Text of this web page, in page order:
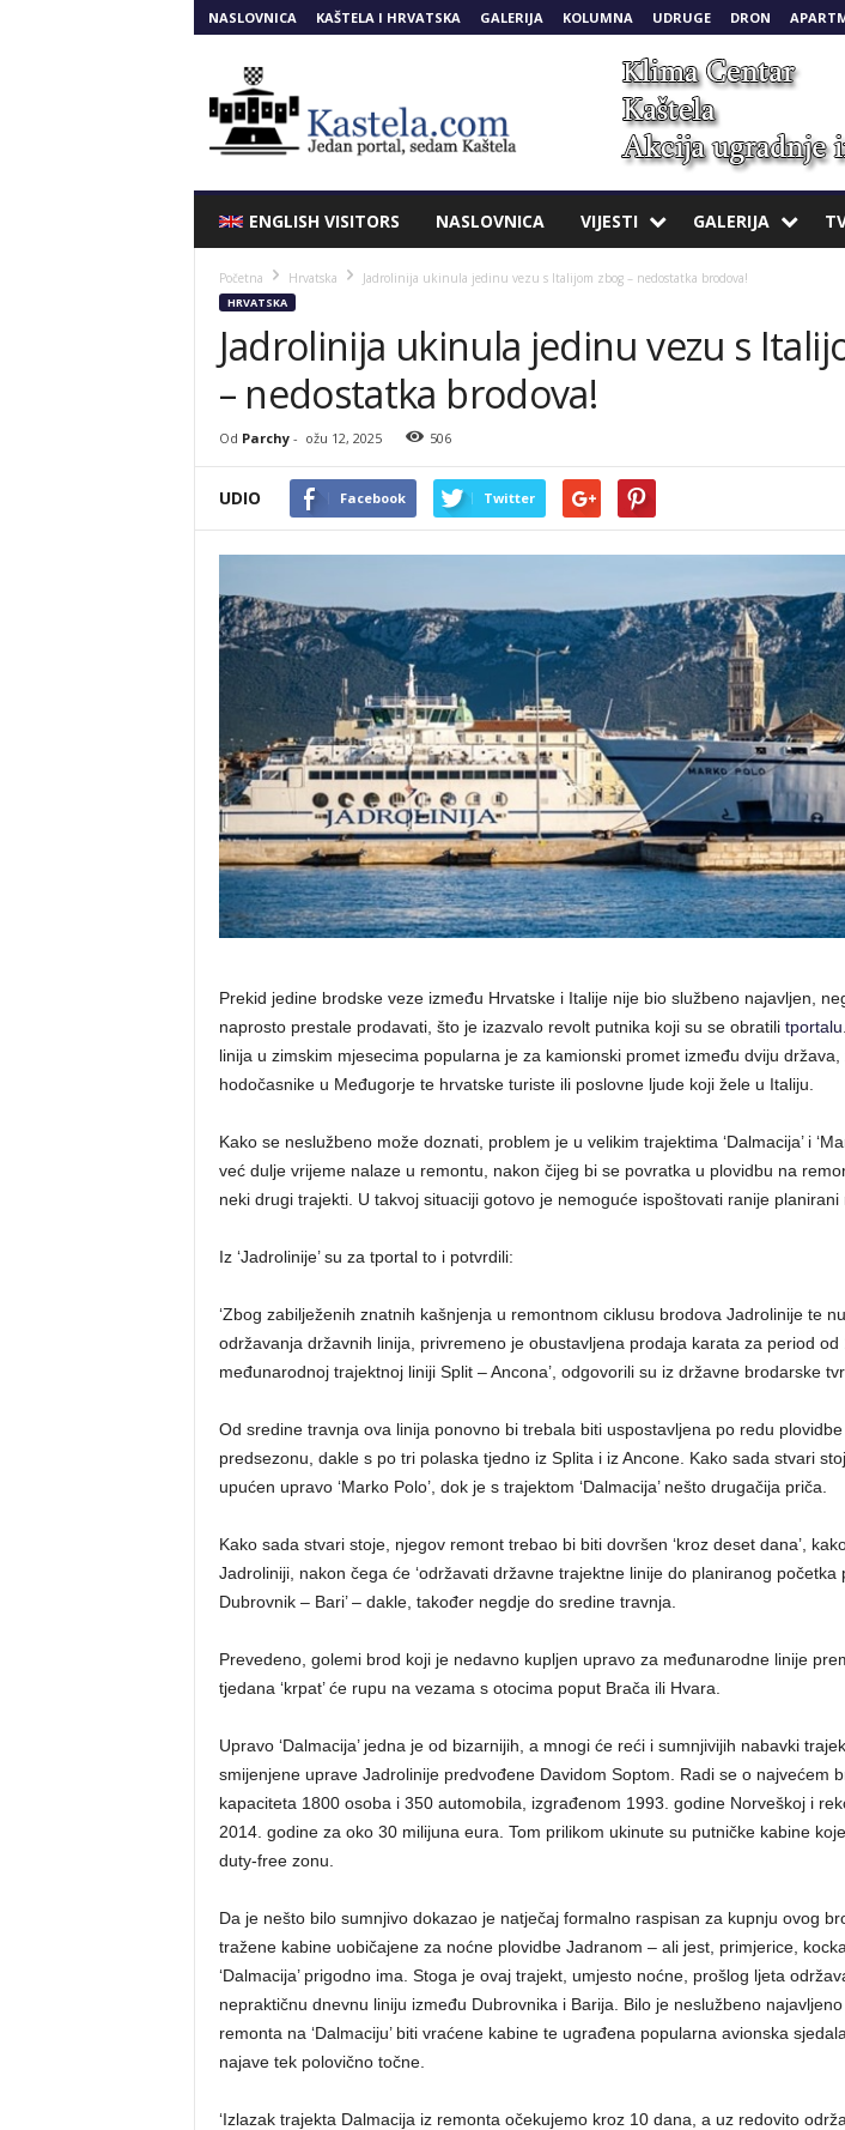
NASLOVNICA KAŠTELA I HRVATSKA GALERIJA KOLUMNA UDRUGE DRON
ENGLISH VISITORS NASLOVNICA VIJESTI GALERIJA
Početna Hrvatska Jadrolinija ukinula jedinu vezu s Italijom zbog – nedostatka brodova!
HRVATSKA
Jadrolinija ukinula jedinu vezu s
– nedostatka brodova!
Od Parchy- ožu 12, 2025 506
UDIO Facebook Twitter
Prekid jedine brodske veze između Hrvatske i Italije nije bio službeno najavljen,
naprosto prestale prodavati, što je izazvalo revolt putnika koji su se obratili tportalu
linija u zimskim mjesecima popularna je za kamionski promet između dviju država,
hodočasnike u Međugorje te hrvatske turiste ili poslovne ljude koji žele u Italiju.
Kako se neslužbeno može doznati, problem je u velikim trajektima ‘Dalmacija’ i
već dulje vrijeme nalaze u remontu, nakon čijeg bi se povratka u plovidbu na
neki drugi trajekti. U takvoj situaciji gotovo je nemoguće ispoštovati ranije planirani
Iz ‘Jadrolinije’ su za tportal to i potvrdili:
‘Zbog zabilježenih znatnih kašnjenja u remontnom ciklusu brodova Jadrolinije te
održavanja državnih linija, privremeno je obustavljena prodaja karata za period od
međunarodnoj trajektnoj liniji Split – Ancona’, odgovorili su iz državne brodarske
Od sredine travnja ova linija ponovno bi trebala biti uspostavljena po redu
predsezonu, dakle s po tri polaska tjedno iz Splita i iz Ancone. Kako sada stvari
upućen upravo ‘Marko Polo’, dok je s trajektom ‘Dalmacija’ nešto drugačija priča.
Kako sada stvari stoje, njegov remont trebao bi biti dovršen ‘kroz deset dana’,
Jadroliniji, nakon čega će ‘održavati državne trajektne linije do planiranog početka
Dubrovnik – Bari’ – dakle, također negdje do sredine travnja.
Prevedeno, golemi brod koji je nedavno kupljen upravo za međunarodne linije
tjedana ‘krpat’ će rupu na vezama s otocima poput Brača ili Hvara.
Upravo ‘Dalmacija’ jedna je od bizarnijih, a mnogi će reći i sumnjivijih nabavki
smijenjene uprave Jadrolinije predvođene Davidom Soptom. Radi se o najvećem
kapaciteta 1800 osoba i 350 automobila, izgrađenom 1993. godine Norveškoj i
2014. godine za oko 30 milijuna eura. Tom prilikom ukinute su putničke kabine
duty-free zonu.
Da je nešto bilo sumnjivo dokazao je natječaj formalno raspisan za kupnju ovog
tražene kabine uobičajene za noćne plovidbe Jadranom – ali jest, primjerice,
‘Dalmacija’ prigodno ima. Stoga je ovaj trajekt, umjesto noćne, prošlog ljeta
nepraktičnu dnevnu liniju između Dubrovnika i Barija. Bilo je neslužbeno
remonta na ‘Dalmaciju’ biti vraćene kabine te ugrađena popularna avionska
najave tek polovično točne.
‘Izlazak trajekta Dalmacija iz remonta očekujemo kroz 10 dana, a uz redovito